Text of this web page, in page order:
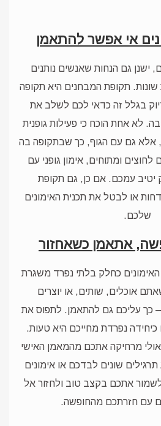
אי אפשר להתאמן
ישנן גם הנחות שאנשים נותנים
תקופת המבחנים היא תקופה
בגלל זה כדאי לכם לשלב את
לא אחת הוכח כי פעילות גופנית
גם עם הגוף, כך שבתקופה בה
ומתוחים, אימון גופני עם
יטיב עמכם. אם כן, גם תקופת
או לבטל את תכנית האימונים
שלכם.
אתאמן כשאחזור
כחלק בלתי נפרד משגרת
אוכלים, שותים, או יוצרים
– כך עליכם גם להתאמן. לתפוס את
כיחידה נפרדת מחייכם היא טעות.
מרחיקה אתכם מהמאמן האישי
שונים לבדכם או אימונים
אתכם בקצב טוב ולחזור אל
עם חזרתכם מהחופשה.